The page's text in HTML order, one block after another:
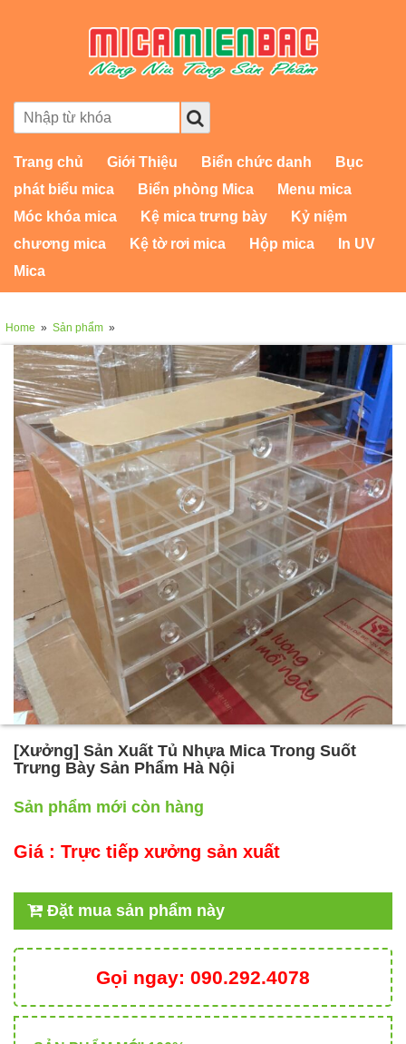
Trang chủ Giới Thiệu Biển chức danh
Bục
phát biểu mica
Biển phòng Mica
Menu mica
Móc khóa mica
Kệ mica trưng bày
Kỷ niệm
chương mica
Kệ tờ rơi mica Hộp mica
In UV
Mica
Home » Sản phẩm »
[Xưởng] Sản Xuất Tủ Nhựa Mica Trong Suốt
Trưng Bày Sản Phẩm Hà Nội
Sản phẩm mới còn hàng
Giá : Trực tiếp xưởng sản xuất
Đặt mua sản phẩm này
Gọi ngay: 090.292.4078